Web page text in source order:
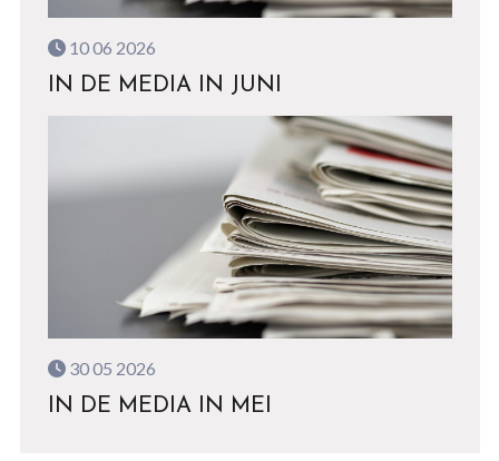
10 06 2026
IN DE MEDIA IN JUNI
30 05 2026
IN DE MEDIA IN MEI